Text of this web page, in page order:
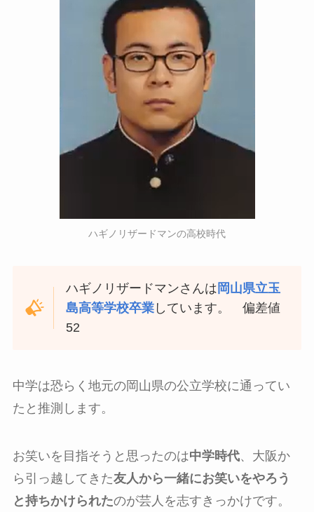
ハギノリザードマンの高校時代
ハギノリザードマンさんは 岡山県立玉
島高等学校卒業 しています。 偏差値
52
中学は恐らく地元の岡山県の公立学校に通ってい
たと推測します。
お笑いを目指そうと思ったのは中学時代、大阪か
ら引っ越してきた友人から一緒にお笑いをやろう
と持ちかけられたのが芸人を志すきっかけです。